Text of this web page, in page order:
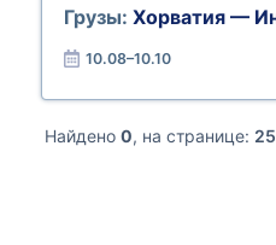
Грузы: Хорватия —
10.08–10.10
Найдено 0, на странице: 25